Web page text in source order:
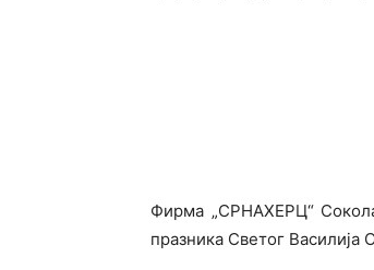
Фирма „СРНАХЕРЦ“
празника Светог Василија